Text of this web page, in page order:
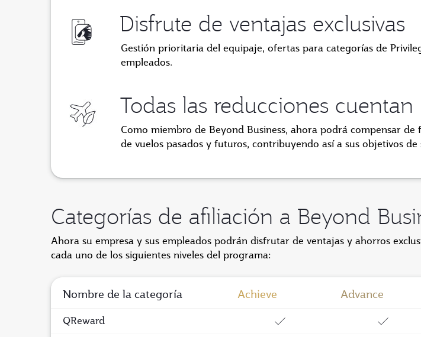
Disfrute de ventajas exclusivas
Gestión prioritaria del equipaje, ofertas para categorías de
empleados.
Todas las reducciones cuentan
Como miembro de Beyond Business, ahora podrá compensar de
de vuelos pasados y futuros, contribuyendo así a sus objetivos de
Categorías de afiliación a Beyond
Ahora su empresa y sus empleados podrán disfrutar de ventajas y ahorros
cada uno de los siguientes niveles del programa:
Nombre de la categoría Achieve Advance
QReward